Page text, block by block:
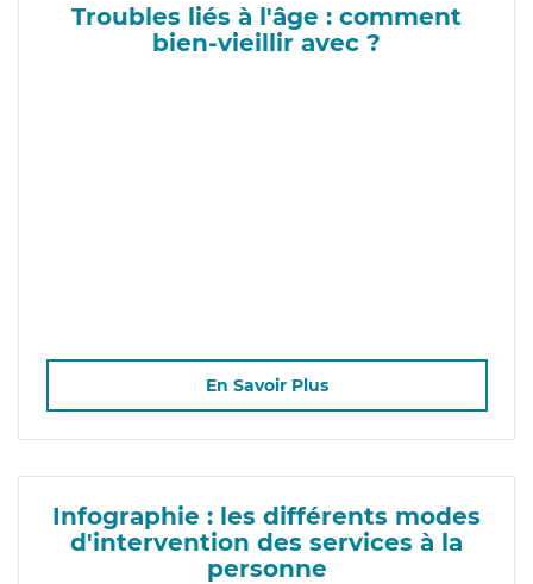
Troubles liés à l'âge : comment
bien-vieillir avec ?
En Savoir Plus
Infographie : les différents modes
d'intervention des services à la
personne